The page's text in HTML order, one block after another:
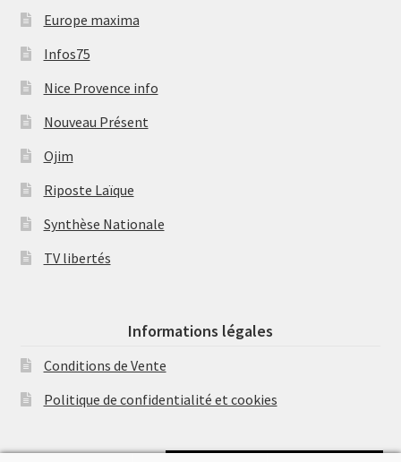
Europe maxima
Infos75
Nice Provence info
Nouveau Présent
Ojim
Riposte Laïque
Synthèse Nationale
TV libertés
Informations légales
Conditions de Vente
Politique de confidentialité et cookies